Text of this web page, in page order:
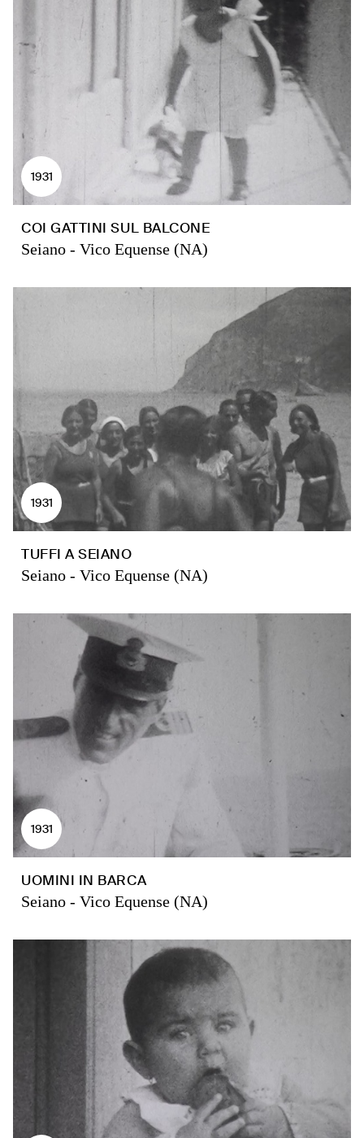
1931
COI GATTINI SUL BALCONE
Seiano - Vico Equense (NA)
1931
TUFFI A SEIANO
Seiano - Vico Equense (NA)
1931
UOMINI IN BARCA
Seiano - Vico Equense (NA)